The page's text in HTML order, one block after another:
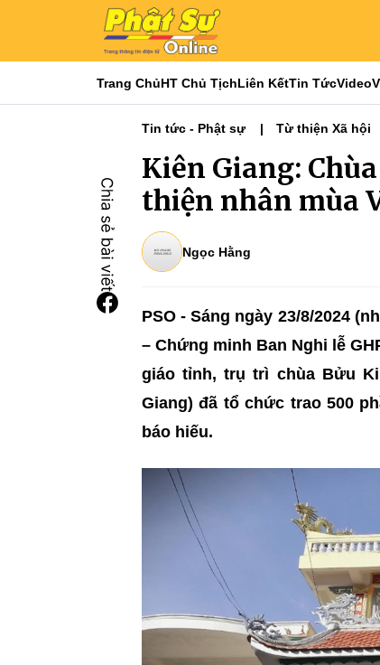
Trang ChủHT Chủ TịchLiên KếtTin TứcVideo
Tin tức - Phật sự Từ thiện Xã hội
Kiên Giang:
thiện nhân mùa
Ngọc Hằng
PSO - Sáng ngày 23/8/2024
– Chứng minh Ban Nghi lễ
giáo tỉnh, trụ trì chùa Bửu
Giang) đã tổ chức trao 500
báo hiếu.